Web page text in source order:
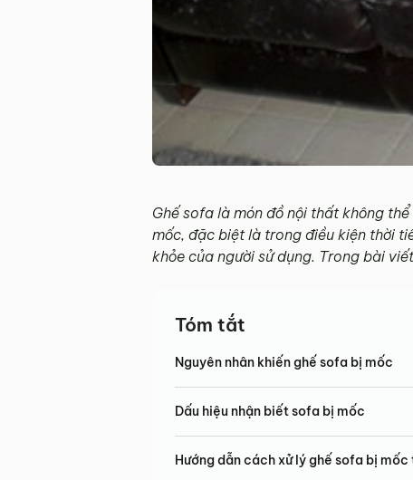
Ghế sofa là món đồ nội thất không
mốc, đặc biệt là trong điều kiện thời
khỏe của người sử dụng. Trong bài
Tóm tắt
Nguyên nhân khiến ghế sofa bị mốc
Dấu hiệu nhận biết sofa bị mốc
Hướng dẫn cách xử lý ghế sofa bị